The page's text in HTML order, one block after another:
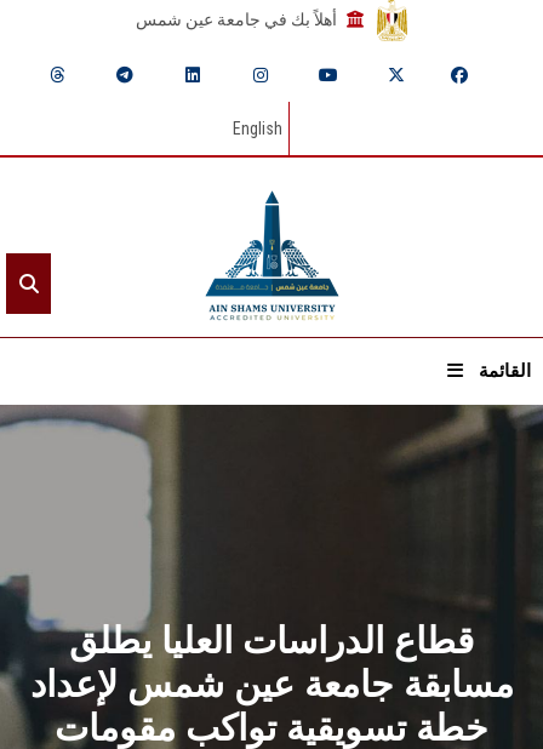
أهلاً بك في جامعة عين شمس
English
القائمة
القطاعـات
الشئون الأكاديمية
البحث العلمي
قطاع الدراسات العليا يطلق
مسابقة جامعة عين شمس لإعداد
خطة تسويقية تواكب مقومات